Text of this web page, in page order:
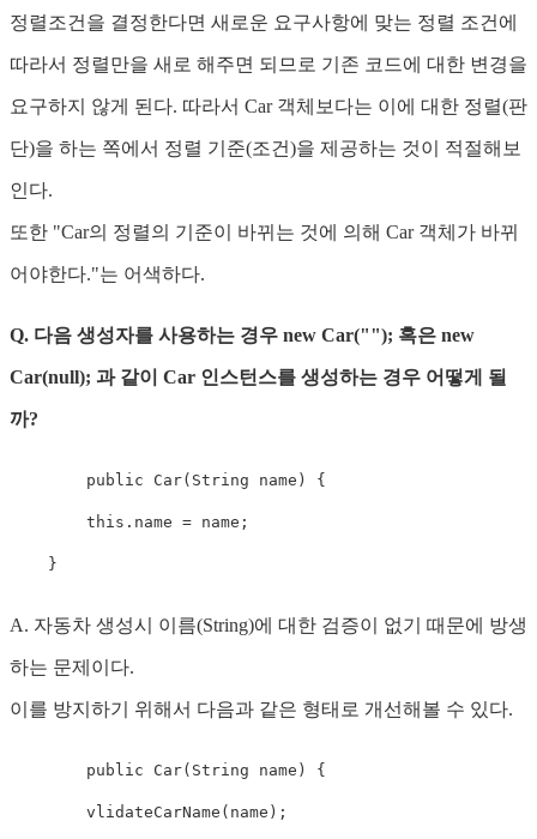
정렬조건을 결정한다면 새로운 요구사항에 맞는 정렬 조건에
따라서 정렬만을 새로 해주면 되므로 기존 코드에 대한 변경을
요구하지 않게 된다. 따라서 Car 객체보다는 이에 대한 정렬(판
단)을 하는 쪽에서 정렬 기준(조건)을 제공하는 것이 적절해보
인다.
또한 "Car의 정렬의 기준이 바뀌는 것에 의해 Car 객체가 바뀌
어야한다."는 어색하다.
Q. 다음 생성자를 사용하는 경우 new Car(""); 혹은 new
Car(null); 과 같이 Car 인스턴스를 생성하는 경우 어떻게 될
까?
public Car( String name ) {
this . name = name ;
}
A. 자동차 생성시 이름(String)에 대한 검증이 없기 때문에 방생
하는 문제이다.
이를 방지하기 위해서 다음과 같은 형태로 개선해볼 수 있다.
public Car( String name ) {
vlidateCarName ( name ) ;